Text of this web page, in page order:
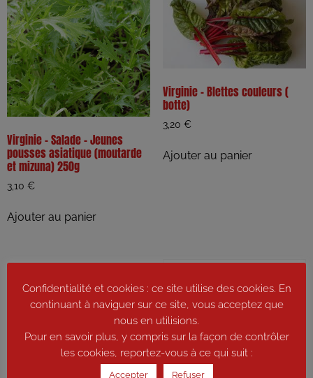
Virginie – Salade – Jeunes
pousses asiatique (moutarde
et mizuna) 250g
3,10 €
Ajouter au panier
Virginie – Blettes couleurs (
botte)
3,20 €
Ajouter au panier
Confidentialité et cookies : ce site utilise des cookies. En
continuant à naviguer sur ce site, vous acceptez que
nous en utilisions.
Pour en savoir plus, y compris sur la façon de contrôler
les cookies, reportez-vous à ce qui suit :
Accepter Refuser